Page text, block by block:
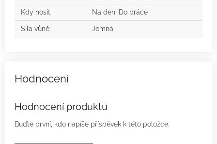
Kdy nosit: Na den, Do práce
Síla vůně: Jemná
Hodnocení produktu
Buďte první, kdo napíše příspěvek k této položce.